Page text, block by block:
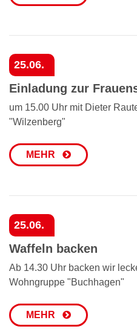
25.06.
Einladung zur
um 15.00 Uhr mit Dieter
"Wilzenberg"
MEHR
25.06.
Waffeln backen
Ab 14.30 Uhr backen wir
Wohngruppe "Buchhagen"
MEHR